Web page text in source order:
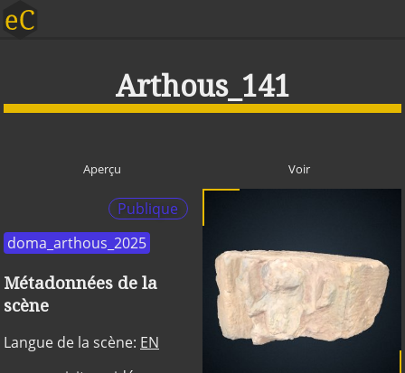
Arthous_141
Aperçu Voir
Publique
doma_arthous_2025
Métadonnées de la
scène
Langue de la scène: EN